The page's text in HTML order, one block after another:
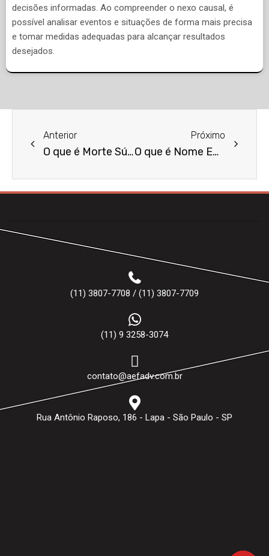
decisões informadas. Ao compreender o nexo causal, é
possível analisar eventos e situações de forma mais precisa
e tomar medidas adequadas para alcançar resultados
desejados.
Anterior
O que é Morte Súbita?
Próximo
O que é Nome Empresarial?
(11) 3807-7708 / (11) 3807-7709
(11) 9 3258-3074
contato@aefadv.com.br
Rua Antônio Raposo, 186 - Lapa - São Paulo - SP